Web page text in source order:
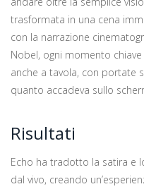
trasformata in una cena
con la narrazione
Nobel, ogni momento
anche a tavola, con portate
quanto accadeva sullo
Risultati
Echo ha tradotto la satira e
dal vivo, creando